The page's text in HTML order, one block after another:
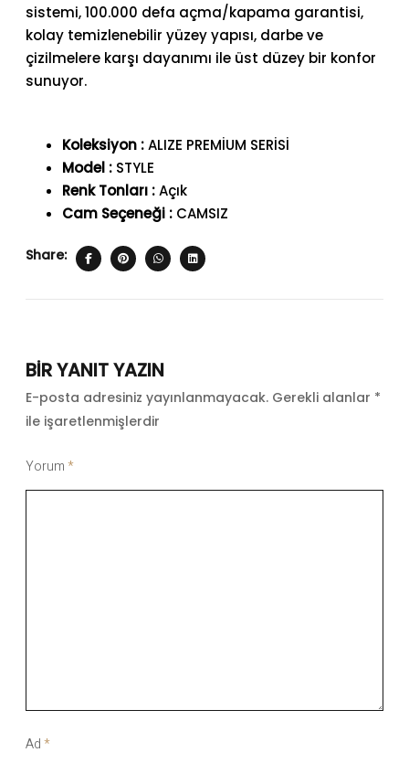
sistemi, 100.000 defa açma/kapama garantisi,
kolay temizlenebilir yüzey yapısı, darbe ve
çizilmelere karşı dayanımı ile üst düzey bir konfor
sunuyor.
Koleksiyon :ALIZE PREMİUM SERİSİ
Model : STYLE
Renk Tonları :Açık
Cam Seçeneği : CAMSIZ
Share:
BIR YANIT YAZIN
E-posta adresiniz yayınlanmayacak. Gerekli alanlar *
ile işaretlenmişlerdir
Yorum*
Ad*